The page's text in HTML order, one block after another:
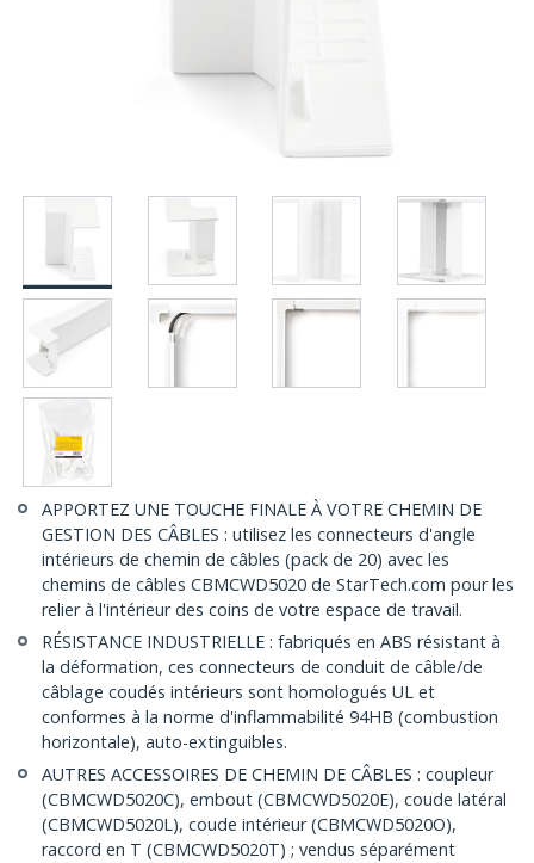
APPORTEZ UNE TOUCHE FINALE À VOTRE CHEMIN DE
GESTION DES CÂBLES : utilisez les connecteurs d'angle
intérieurs de chemin de câbles (pack de 20) avec les
chemins de câbles CBMCWD5020 de StarTech.com pour les
relier à l'intérieur des coins de votre espace de travail.
RÉSISTANCE INDUSTRIELLE : fabriqués en ABS résistant à
la déformation, ces connecteurs de conduit de câble/de
câblage coudés intérieurs sont homologués UL et
conformes à la norme d'inflammabilité 94HB (combustion
horizontale), auto-extinguibles.
AUTRES ACCESSOIRES DE CHEMIN DE CÂBLES : coupleur
(CBMCWD5020C), embout (CBMCWD5020E), coude latéral
(CBMCWD5020L), coude intérieur (CBMCWD5020O),
raccord en T (CBMCWD5020T) ; vendus séparément